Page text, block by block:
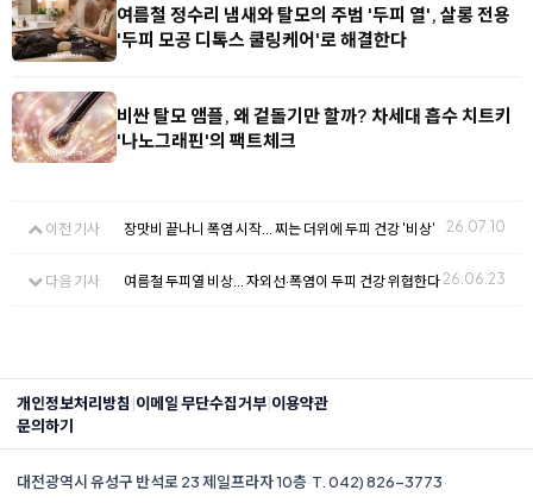
여름철 정수리 냄새와 탈모의 주범 '두피 열', 살롱 전용
'두피 모공 디톡스 쿨링케어'로 해결한다
비싼 탈모 앰플, 왜 겉돌기만 할까? 차세대 흡수 치트키
'나노그래핀'의 팩트체크
이전 기사 장맛비 끝나니 폭염 시작... 찌는 더위에 두피 건강 '비상' 26.07.10
다음 기사 여름철 두피열 비상... 자외선·폭염이 두피 건강 위협한다 26.06.23
개인정보처리방침 |이메일 무단수집거부|이용약관
문의하기
대전광역시 유성구 반석로 23 제일프라자 10층·T. 042) 826-3773·